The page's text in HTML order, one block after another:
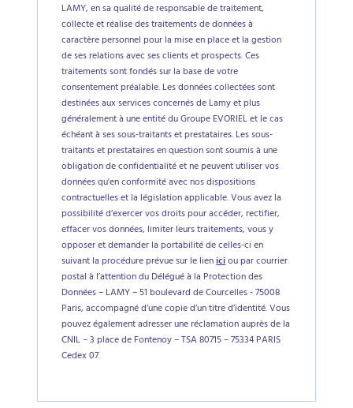
LAMY, en sa qualité de responsable de traitement,
collecte et réalise des traitements de données à
caractère personnel pour la mise en place et la gestion
de ses relations avec ses clients et prospects. Ces
traitements sont fondés sur la base de votre
consentement préalable. Les données collectées sont
destinées aux services concernés de Lamy et plus
généralement à une entité du Groupe EVORIEL et le cas
échéant à ses sous-traitants et prestataires. Les sous-
traitants et prestataires en question sont soumis à une
obligation de confidentialité et ne peuvent utiliser vos
données qu'en conformité avec nos dispositions
contractuelles et la législation applicable. Vous avez la
possibilité d’exercer vos droits pour accéder, rectifier,
effacer vos données, limiter leurs traitements, vous y
opposer et demander la portabilité de celles-ci en
suivant la procédure prévue sur le lieniciou par courrier
postal à l’attention du Délégué à la Protection des
Données – LAMY – 51 boulevard de Courcelles - 75008
Paris, accompagné d’une copie d’un titre d’identité. Vous
pouvez également adresser une réclamation auprès de la
CNIL – 3 place de Fontenoy – TSA 80715 – 75334 PARIS
Cedex 07.